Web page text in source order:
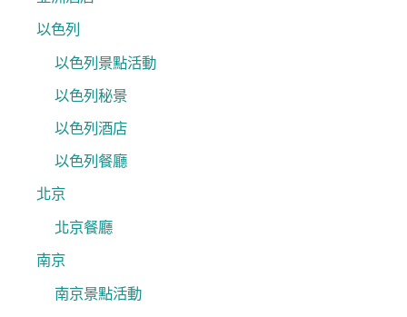
以色列
以色列景點活動
以色列秘景
以色列酒店
以色列餐廳
北京
北京餐廳
南京
南京景點活動